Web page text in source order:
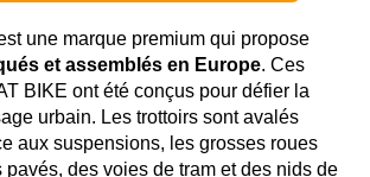
une marque premium qui propose
et assemblés en Europe. Ces
BIKE ont été conçus pour défier la
urbain. Les trottoirs sont avalés
aux suspensions, les grosses roues
pavés, des voies de tram et des nids de